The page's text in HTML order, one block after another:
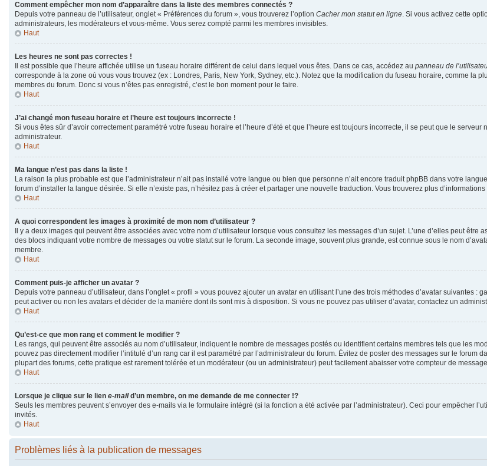
Comment empêcher mon nom d’apparaître dans la liste des membres connectés ?
Depuis votre panneau de l’utilisateur, onglet « Préférences du forum », vous trouverez l’option Cacher mon statut en ligne. Si vous activez cette
administrateurs, les modérateurs et vous-même. Vous serez compté parmi les membres invisibles.
Haut
Les heures ne sont pas correctes !
Il est possible que l’heure affichée utilise un fuseau horaire différent de celui dans lequel vous êtes. Dans ce cas, accédez au panneau de
corresponde à la zone où vous vous trouvez (ex : Londres, Paris, New York, Sydney, etc.). Notez que la modification du fuseau horaire, comme la
membres du forum. Donc si vous n’êtes pas enregistré, c’est le bon moment pour le faire.
Haut
J’ai changé mon fuseau horaire et l’heure est toujours incorrecte !
Si vous êtes sûr d’avoir correctement paramétré votre fuseau horaire et l’heure d’été et que l’heure est toujours incorrecte, il se peut que le
administrateur.
Haut
Ma langue n’est pas dans la liste !
La raison la plus probable est que l’administrateur n’ait pas installé votre langue ou bien que personne n’ait encore traduit phpBB dans votre
forum d’installer la langue désirée. Si elle n’existe pas, n’hésitez pas à créer et partager une nouvelle traduction. Vous trouverez plus
Haut
A quoi correspondent les images à proximité de mon nom d’utilisateur ?
Il y a deux images qui peuvent être associées avec votre nom d’utilisateur lorsque vous consultez les messages d’un sujet. L’une d’elles peut
des blocs indiquant votre nombre de messages ou votre statut sur le forum. La seconde image, souvent plus grande, est connue sous le nom
membre.
Haut
Comment puis-je afficher un avatar ?
Depuis votre panneau d’utilisateur, dans l’onglet « profil » vous pouvez ajouter un avatar en utilisant l’une des trois méthodes d’avatar suivantes :
peut activer ou non les avatars et décider de la manière dont ils sont mis à disposition. Si vous ne pouvez pas utiliser d’avatar, contactez un
Haut
Qu’est-ce que mon rang et comment le modifier ?
Les rangs, qui peuvent être associés au nom d’utilisateur, indiquent le nombre de messages postés ou identifient certains membres tels que les
pouvez pas directement modifier l’intitulé d’un rang car il est paramétré par l’administrateur du forum. Évitez de poster des messages sur le forum
plupart des forums, cette pratique est rarement tolérée et un modérateur (ou un administrateur) peut facilement abaisser votre compteur de
Haut
Lorsque je clique sur le lien e-maild’un membre, on me demande de me connecter !?
Seuls les membres peuvent s’envoyer des e-mails via le formulaire intégré (si la fonction a été activée par l’administrateur). Ceci pour empêcher
invités.
Haut
Problèmes liés à la publication de messages